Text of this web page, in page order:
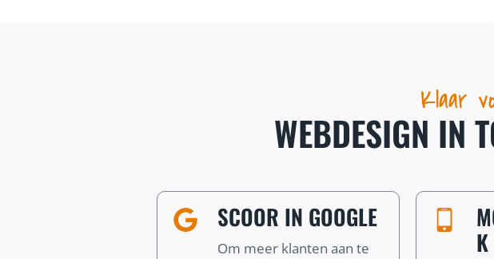
Klaar
WEBDESIGN IN
SCOOR IN GOOGLE
Om meer klanten aan te
K